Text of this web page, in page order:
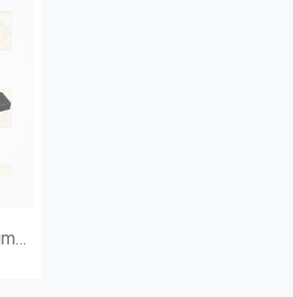
Piezotändare/trafo Truma 3002